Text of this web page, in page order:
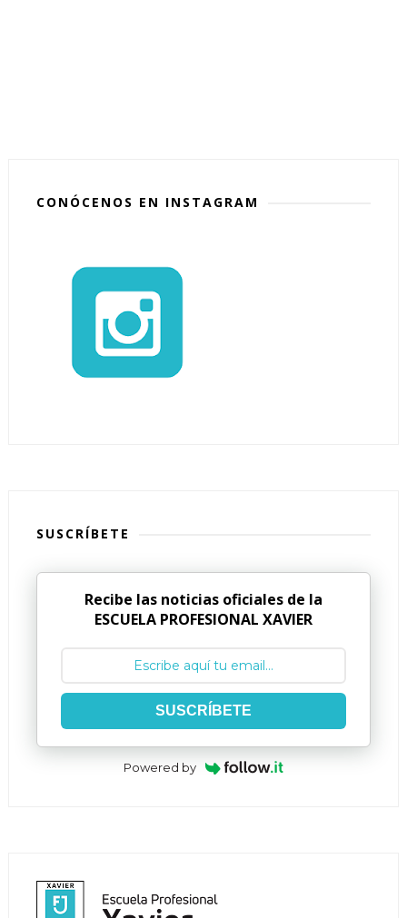
CONÓCENOS EN INSTAGRAM
SUSCRÍBETE
Recibe las noticias oficiales de la
ESCUELA PROFESIONAL XAVIER
SUSCRÍBETE
Powered by